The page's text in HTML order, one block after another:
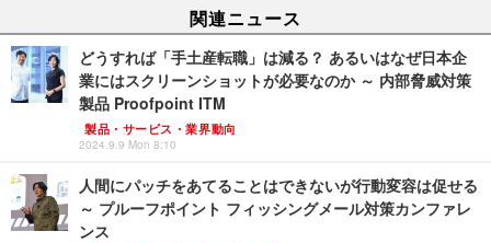
関連ニュース
どうすれば「手土産転職」は減る？ あるいはなぜ日本企
業にはスクリーンショットが必要なのか ～ 内部脅威対策
製品 Proofpoint ITM
製品・サービス・業界動向
2024.9.9 Mon 8:10
人間にパッチをあてることはできないが行動変容は促せる
～ プルーフポイント フィッシングメール対策カンファレ
ンス